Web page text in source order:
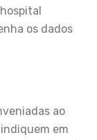
os dados
ao
em